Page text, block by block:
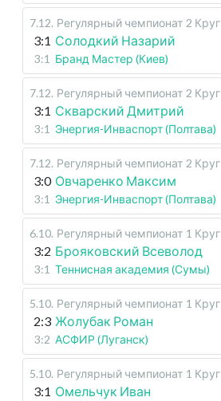
7.12. Регулярный чемпионат 2 Круг
3:1 Солодкий Назарий
3:1 Бранд Мастер (Киев)
7.12. Регулярный чемпионат 2 Круг
3:1 Скварский Дмитрий
3:1 Энергия-Инваспорт (Полтава)
7.12. Регулярный чемпионат 2 Круг
3:0 Овчаренко Максим
3:1 Энергия-Инваспорт (Полтава)
6.10. Регулярный чемпионат 1 Круг
3:2 Брояковский Всеволод
3:1 Теннисная академия (Сумы)
5.10. Регулярный чемпионат 1 Круг
2:3 Жолубак Роман
3:2 АСФИР (Луганск)
5.10. Регулярный чемпионат 1 Круг
3:1 Омельчук Иван